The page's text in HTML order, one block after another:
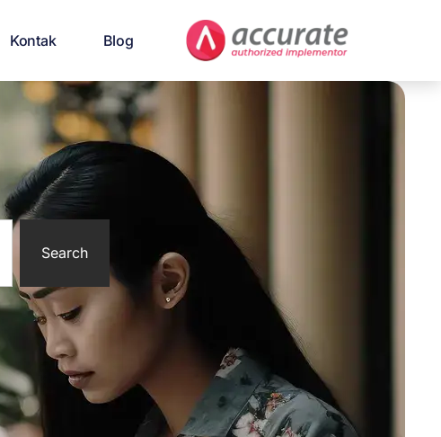
Kontak Blog
Search